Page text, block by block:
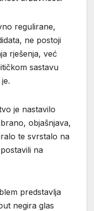
regulirane,
ne postoji
rješenja, već
sastavu
je nastavilo
objašnjava,
te svrstalo na
na
predstavlja
negira glas